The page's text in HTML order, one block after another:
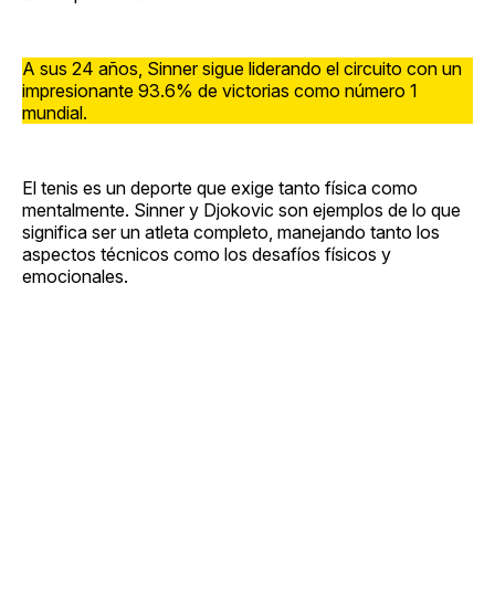
A sus 24 años, Sinner sigue liderando el circuito con un
impresionante 93.6% de victorias como número 1
mundial.
El tenis es un deporte que exige tanto física como
mentalmente. Sinner y Djokovic son ejemplos de lo que
significa ser un atleta completo, manejando tanto los
aspectos técnicos como los desafíos físicos y
emocionales.